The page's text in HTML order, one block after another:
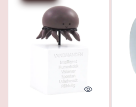
Quick look